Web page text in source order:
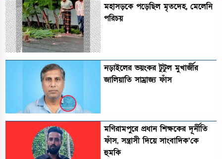
মহাসড়কে পড়েছিল মৃতদেহ, মেলেনি
পরিচয়
নড়াইলের ভয়ংকর টুটুল মুখার্জীর
জালিয়াতি সাম্রাজ্য ফাঁস
মণিরামপুরে প্রধান শিক্ষকের দূর্নীতি
ফাঁস, সন্ত্রাসী দিয়ে সাংবাদিক’কে
হুমকি